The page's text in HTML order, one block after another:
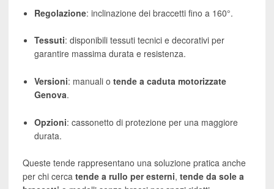
Regolazione: inclinazione dei braccetti fino a 160°.
Tessuti: disponibili tessuti tecnici e decorativi per
garantire massima durata e resistenza.
Versioni: manuali otende a caduta motorizzate
Genova.
Opzioni: cassonetto di protezione per una maggiore
durata.
Queste tende rappresentano una soluzione pratica anche
per chi cerca tende a rullo per esterni, tende da sole a